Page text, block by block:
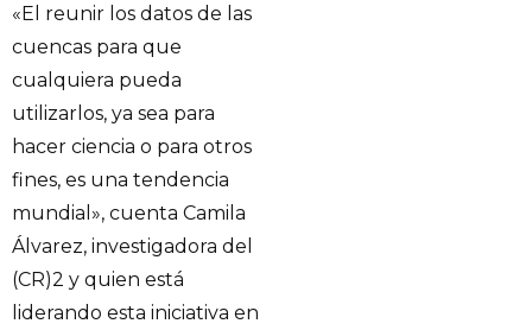
«El reunir los datos de las
cuencas para que
cualquiera pueda
utilizarlos, ya sea para
hacer ciencia o para otros
fines, es una tendencia
mundial», cuenta Camila
Álvarez, investigadora del
(CR)2 y quien está
liderando esta iniciativa en